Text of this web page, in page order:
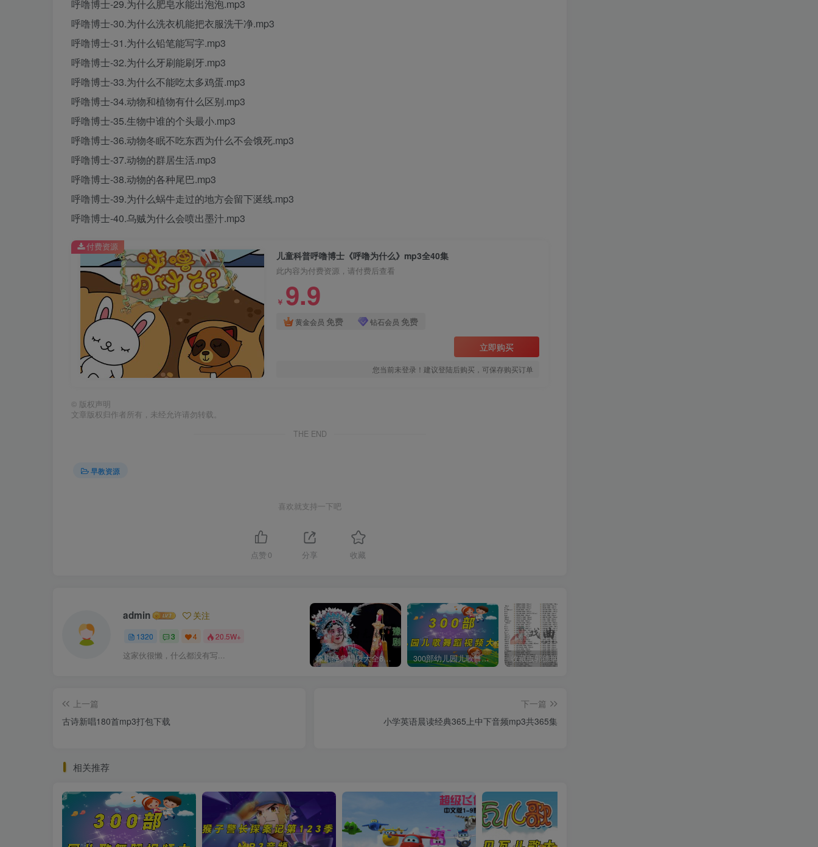
呼噜博士-29.为什么肥皂水能出泡泡.mp3
呼噜博士-30.为什么洗衣机能把衣服洗干净.mp3
呼噜博士-31.为什么铅笔能写字.mp3
呼噜博士-32.为什么牙刷能刷牙.mp3
呼噜博士-33.为什么不能吃太多鸡蛋.mp3
呼噜博士-34.动物和植物有什么区别.mp3
呼噜博士-35.生物中谁的个头最小.mp3
呼噜博士-36.动物冬眠不吃东西为什么不会饿死.mp3
呼噜博士-37.动物的群居生活.mp3
呼噜博士-38.动物的各种尾巴.mp3
呼噜博士-39.为什么蜗牛走过的地方会留下涎线.mp3
呼噜博士-40.乌贼为什么会喷出墨汁.mp3
儿童科普呼噜博士《呼噜为什么》mp3全40集
此内容为付费资源，请付费后查看
￥ 9.9
黄金会员 免费 钻石会员 免费
立即购买
您当前未登录！建议登陆后购买，可保存购买订单
付费资源
© 版权声明
文章版权归作者所有，未经允许请勿转载。
THE END
早教资源
喜欢就支持一下吧
点赞 0 分享 收藏
admin 关注
1320 3 4 20.5W+
这家伙很懒，什么都没有写... 豫剧经典唱段大全850首mp3打包戏曲下载 300部幼儿园儿歌舞蹈视频大合集
上一篇
古诗新唱180首mp3打包下载
下一篇
小学英语晨读经典365上中下音频mp3共365集
相关推荐